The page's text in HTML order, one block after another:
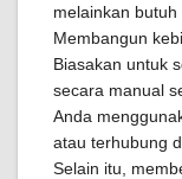
melainkan butuh
Membangun
Biasakan untuk
secara manual
Anda
atau terhubung
Selain itu,